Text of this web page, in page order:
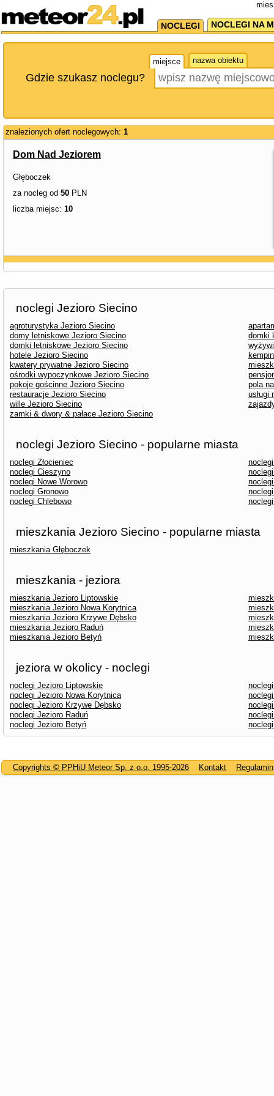
NOCLEGI NOCLEGI NA
miejsce nazwa obiektu
Gdzie szukasz noclegu?
znalezionych ofert noclegowych: 1
Dom Nad Jeziorem
Głęboczek
za nocleg od 50 PLN
liczba miejsc: 10
noclegi Jezioro Siecino
agroturystyka Jezioro Siecino
domy letniskowe Jezioro Siecino
domki
domki letniskowe Jezioro Siecino
hotele Jezioro Siecino
kwatery prywatne Jezioro Siecino
ośrodki wypoczynkowe Jezioro Siecino
pokoje gościnne Jezioro Siecino
pola
restauracje Jezioro Siecino
usługi
wille Jezioro Siecino
zamki & dwory & pałace Jezioro Siecino
noclegi Jezioro Siecino - popularne miasta
noclegi Złocieniec
noclegi Cieszyno
noclegi Nowe Worowo
noclegi Gronowo
noclegi
noclegi Chlebowo
mieszkania Jezioro Siecino - popularne miasta
mieszkania Głęboczek
mieszkania - jeziora
mieszkania Jezioro Liptowskie
mieszkania Jezioro Nowa Korytnica
mieszkania Jezioro Krzywe Dębsko
mieszkania Jezioro Raduń
mieszkania Jezioro Betyń
jeziora w okolicy - noclegi
noclegi Jezioro Liptowskie
noclegi Jezioro Nowa Korytnica
noclegi Jezioro Krzywe Dębsko
noclegi Jezioro Raduń
noclegi Jezioro Betyń
Copyrights © PPHiU Meteor Sp. z o.o. 1995-2026 Kontakt Regulamin